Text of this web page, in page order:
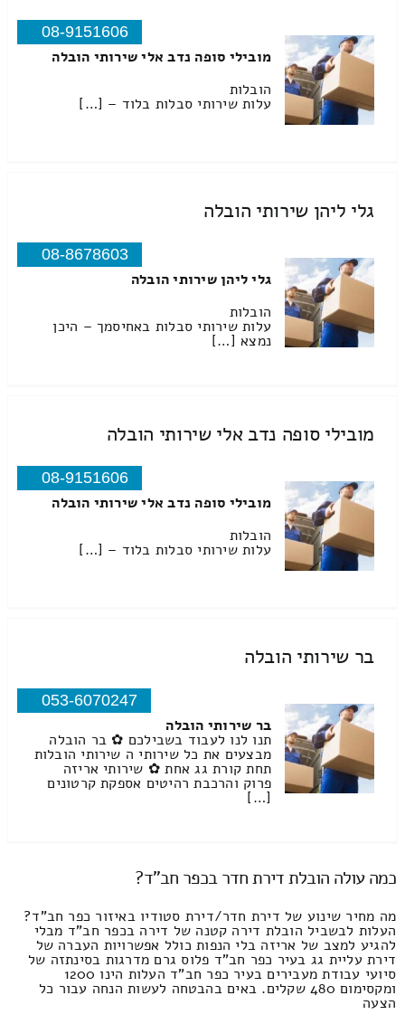
08-9151606
מובילי סופה נדב אלי שירותי הובלה
הובלות
עלות שירותי סבלות בלוד – […]
גלי ליהן שירותי הובלה
08-8678603
גלי ליהן שירותי הובלה
הובלות
עלות שירותי סבלות באחיסמך – היכן
נמצא […]
מובילי סופה נדב אלי שירותי הובלה
08-9151606
מובילי סופה נדב אלי שירותי הובלה
הובלות
עלות שירותי סבלות בלוד – […]
בר שירותי הובלה
053-6070247
בר שירותי הובלה
תנו לנו לעבוד בשבילכם ✿ בר הובלה
מבצעים את כל שירותי ה שירותי הובלות
תחת קורת גג אחת ✿ שירותי אריזה
פרוק והרכבת רהיטים אספקת קרטונים
[…]
כמה עולה הובלת דירת חדר בכפר חב"ד?
מה מחיר שינוע של דירת חדר/דירת סטודיו באיזור כפר חב"ד?
העלות לבשביל הובלת דירה קטנה של דירה בכפר חב"ד מבלי
להגיע למצב של אריזה בלי הנפות כולל אפשרויות העברה של
דירת עליית גג בעיר כפר חב"ד פלוס גרם מדרגות בסינתזה של
סיועי עבודת מעבירים בעיר כפר חב"ד העלות הינו 1200
ומקסימום 480 שקלים. באים בהבטחה לעשות הנחה עבור כל
הצעה